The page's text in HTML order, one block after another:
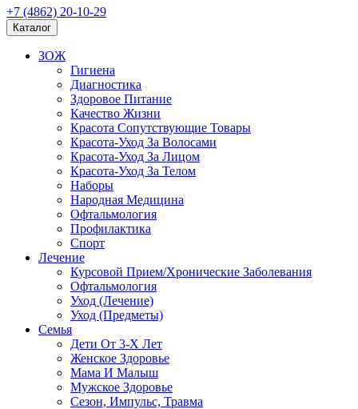
+7 (4862) 20-10-29
Каталог
ЗОЖ
Гигиена
Диагностика
Здоровое Питание
Качество Жизни
Красота Сопутствующие Товары
Красота-Уход За Волосами
Красота-Уход За Лицом
Красота-Уход За Телом
Наборы
Народная Медицина
Офтальмология
Профилактика
Спорт
Лечение
Курсовой Прием/Хронические Заболевания
Офтальмология
Уход (Лечение)
Уход (Предметы)
Семья
Дети От 3-Х Лет
Женское Здоровье
Мама И Малыш
Мужское Здоровье
Сезон, Импульс, Травма